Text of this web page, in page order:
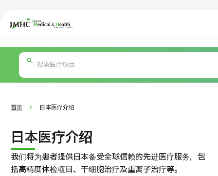
日本医疗健康雅旅中心（JMHC）
按部位・疾病搜索
PICK UP PROGRAM
首页 日本医疗介绍
日本医疗介绍
我们将为患者提供日本备受全球信赖的先进医疗服务，包
括高精度体检项目、干细胞治疗及重离子治疗等。